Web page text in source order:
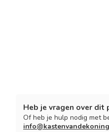
Heb je vragen over dit
Of heb je hulp nodig met